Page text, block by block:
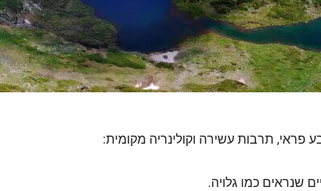
תרבות עשירה וקולינריה מקומית:
שנראים כמו גלויה.